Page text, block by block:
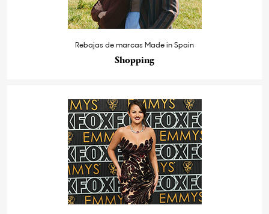
Rebajas de marcas Made in Spain
Shopping